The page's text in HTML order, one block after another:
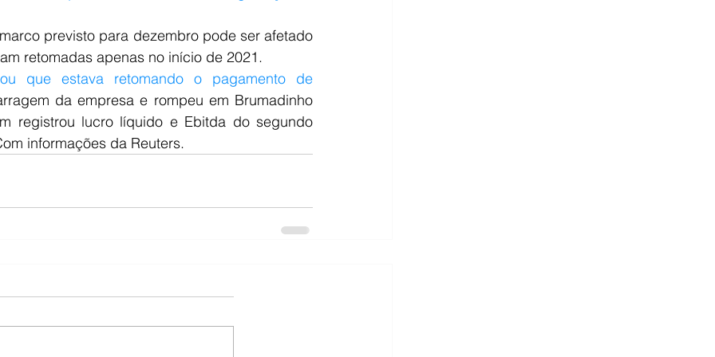
previsto para dezembro pode ser afetado
retomadas apenas no início de 2021.
que estava retomando o pagamento de
da empresa e rompeu em Brumadinho
registrou lucro líquido e Ebitda do segundo
informações da Reuters.